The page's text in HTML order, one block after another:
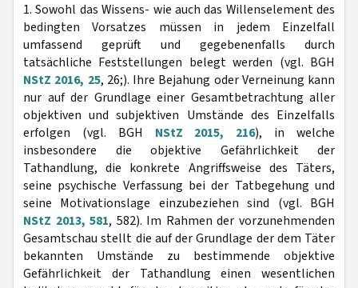
1. Sowohl das Wissens- wie auch das Willenselement des
bedingten Vorsatzes müssen in jedem Einzelfall
umfassend geprüft und gegebenenfalls durch
tatsächliche Feststellungen belegt werden (vgl. BGH
NStZ 2016, 25, 26;). Ihre Bejahung oder Verneinung kann
nur auf der Grundlage einer Gesamtbetrachtung aller
objektiven und subjektiven Umstände des Einzelfalls
erfolgen (vgl. BGH NStZ 2015, 216), in welche
insbesondere die objektive Gefährlichkeit der
Tathandlung, die konkrete Angriffsweise des Täters,
seine psychische Verfassung bei der Tatbegehung und
seine Motivationslage einzubeziehen sind (vgl. BGH
NStZ 2013, 581, 582). Im Rahmen der vorzunehmenden
Gesamtschau stellt die auf der Grundlage der dem Täter
bekannten Umstände zu bestimmende objektive
Gefährlichkeit der Tathandlung einen wesentlichen